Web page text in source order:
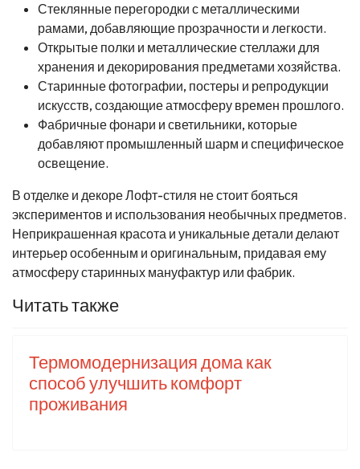
Стеклянные перегородки с металлическими
рамами, добавляющие прозрачности и легкости.
Открытые полки и металлические стеллажи для
хранения и декорирования предметами хозяйства.
Старинные фотографии, постеры и репродукции
искусств, создающие атмосферу времен прошлого.
Фабричные фонари и светильники, которые
добавляют промышленный шарм и специфическое
освещение.
В отделке и декоре Лофт-стиля не стоит бояться
экспериментов и использования необычных предметов.
Неприкрашенная красота и уникальные детали делают
интерьер особенным и оригинальным, придавая ему
атмосферу старинных мануфактур или фабрик.
Читать также
Термомодернизация дома как
способ улучшить комфорт
проживания